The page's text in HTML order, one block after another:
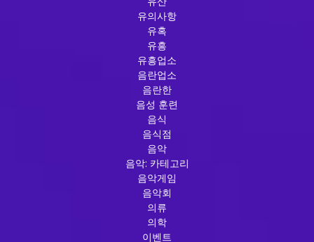
유의사항
유혹
유흥
유흥업소
음란업소
음란한
음성 훈련
음식
음식점
음악
음악: 카테고리
음악게임
음악회
의류
의학
이벤트